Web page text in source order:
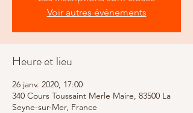
Voir autres événements
Heure et lieu
26 janv. 2020, 17:00
340 Cours Toussaint Merle Maire, 83500 La
Seyne-sur-Mer, France